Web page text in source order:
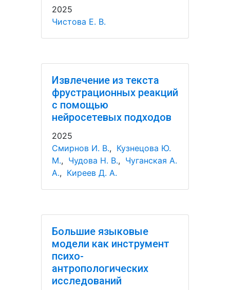
2025
Чистова Е. В.
Извлечение из текста
фрустрационных реакций
с помощью
нейросетевых подходов
2025
Смирнов И. В., Кузнецова Ю.
М., Чудова Н. В., Чуганская А.
А., Киреев Д. А.
Большие языковые
модели как инструмент
психо-
антропологических
исследований